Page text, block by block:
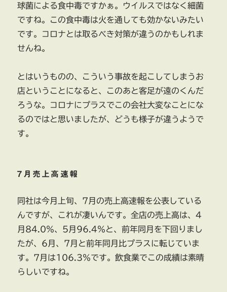
球菌による食中毒ですかぁ。ウイルスではなく細菌
ですね。この食中毒は火を通しても効かないみたい
です。コロナとは取るべき対策が違うのかもしれま
せんね。
とはいうものの、こういう事故を起こしてしまうお
店ということになると、このあと客足が遠のくんだ
ろうな。コロナにプラスでこの会社大変なことにな
るのではと思いましたが、どうも様子が違うようで
す。
7月売上高速報
同社は今月上旬、7月の売上高速報を公表している
んですが、これが凄いんです。全店の売上高は、4
月84.0％、5月96.4％と、前年同月を下回りまし
たが、6月、7月と前年同月比プラスに転じていま
す。7月は106.3％です。飲食業でこの成績は素晴
らしいですね。